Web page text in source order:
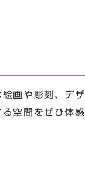
画や彫刻、デザ
空間をぜひ体感